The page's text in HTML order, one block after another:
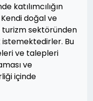
katılımcılığın
doğal ve
turizm sektöründen
Bu
ve talepleri
ve
içinde